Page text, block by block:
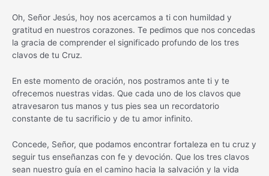
Oh, Señor Jesús, hoy nos acercamos a ti con humildad y
gratitud en nuestros corazones. Te pedimos que nos concedas
la gracia de comprender el significado profundo de los tres
clavos de tu Cruz.
En este momento de oración, nos postramos ante ti y te
ofrecemos nuestras vidas. Que cada uno de los clavos que
atravesaron tus manos y tus pies sea un recordatorio
constante de tu sacrificio y de tu amor infinito.
Concede, Señor, que podamos encontrar fortaleza en tu cruz y
seguir tus enseñanzas con fe y devoción. Que los tres clavos
sean nuestro guía en el camino hacia la salvación y la vida